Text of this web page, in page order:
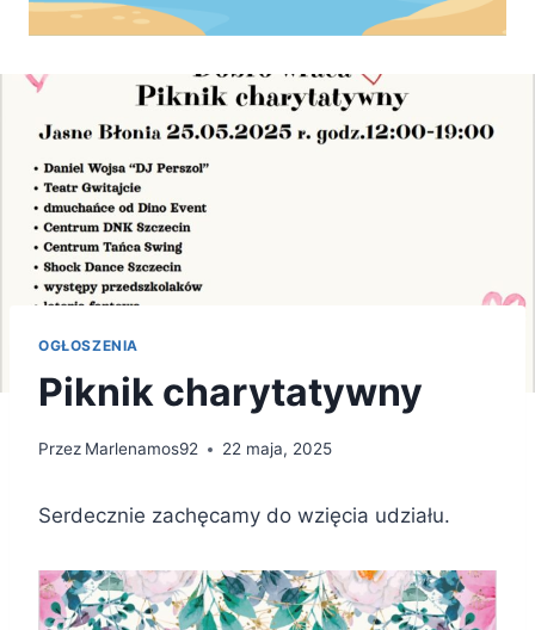
OGŁOSZENIA
Piknik charytatywny
Przez Marlenamos92 22 maja, 2025
Serdecznie zachęcamy do wzięcia udziału.